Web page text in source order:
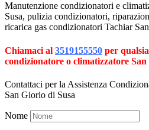
Manutenzione condizionatori e
Susa, pulizia condizionatori,
ricarica gas condizionatori Tachiar
Chiamaci al 3519155550 per
condizionatore o climatizzatore
Contattaci per la Assistenza
San Giorio di Susa
Nome